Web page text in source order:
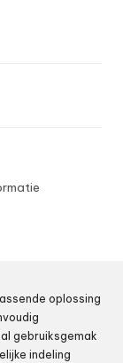
oplossing
gebruiksgemak
indeling